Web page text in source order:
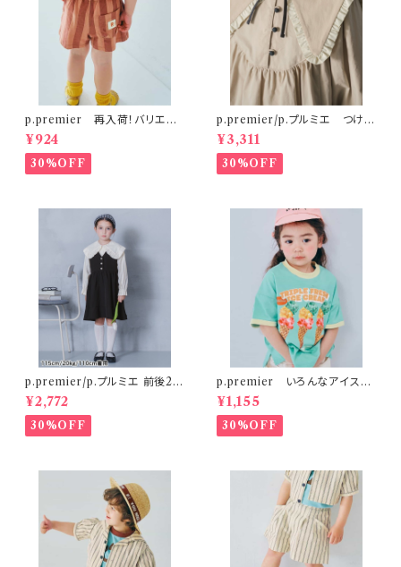
p.premier 再入荷！バリエー
ションミニ裏毛ハーフパンツ ブ
ラウン
¥924
30%OFF
p.premier/p.プルミエ つけ衿
付き3WAYワンピース ベージ
ュ
¥3,311
30%OFF
p.premier/p.プルミエ 前後2W
AYパールボタンジャンパースカ
ート
¥2,772
30%OFF
p.premier いろんなアイスち
ょーだいグラフィックリンガーT
シャツ ミント
¥1,155
30%OFF